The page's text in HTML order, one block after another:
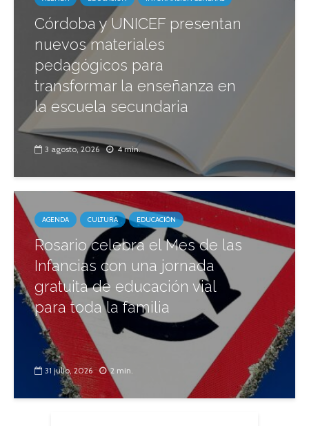
Córdoba y UNICEF presentan
nuevos materiales
pedagógicos para
transformar la enseñanza en
la escuela secundaria
3 agosto, 2026 4 min.
AGENDA CULTURA EDUCACIÓN
Rosario celebra el Mes de las
Infancias con una jornada
gratuita de educación vial
para toda la familia
31 julio, 2026 2 min.